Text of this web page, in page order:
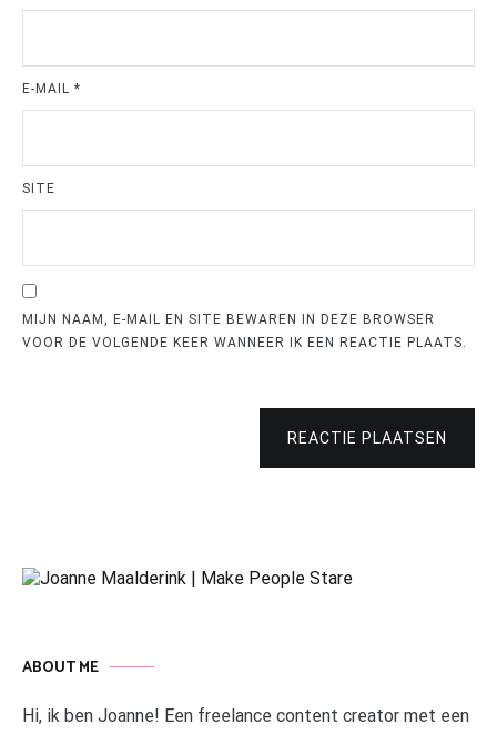
E-MAIL *
SITE
MIJN NAAM, E-MAIL EN SITE BEWAREN IN DEZE BROWSER
VOOR DE VOLGENDE KEER WANNEER IK EEN REACTIE PLAATS.
REACTIE PLAATSEN
ABOUT ME
Hi, ik ben Joanne! Een freelance content creator met een